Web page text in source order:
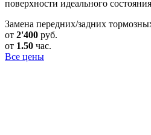
поверхности идеального
Замена передних/задних
от 2'400 руб.
от 1.50 час.
Все цены